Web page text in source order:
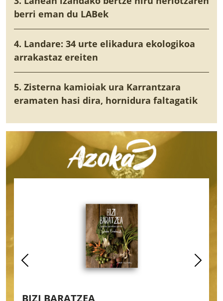
berri eman du LABek
4. Landare: 34 urte elikadura ekologikoa
arrakastaz ereiten
5. Zisterna kamioiak ura Karrantzara
eramaten hasi dira, hornidura faltagatik
BIZI BARATZEA